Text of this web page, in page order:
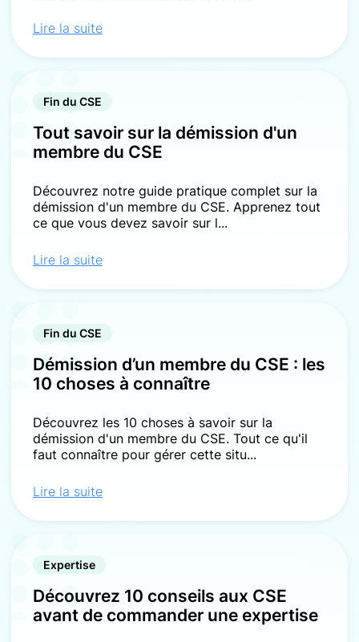
Lire la suite
Fin du CSE
Tout savoir sur la démission d'un
membre du CSE
Découvrez notre guide pratique complet sur la
démission d'un membre du CSE. Apprenez tout
ce que vous devez savoir sur l...
Lire la suite
Fin du CSE
Démission d’un membre du CSE : les
10 choses à connaître
Découvrez les 10 choses à savoir sur la
démission d'un membre du CSE. Tout ce qu'il
faut connaître pour gérer cette situ...
Lire la suite
Expertise
Découvrez 10 conseils aux CSE
avant de commander une expertise